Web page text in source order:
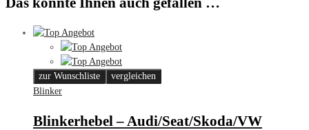
zur Wunschliste
vergleichen
Blinker
Blinkerhebel – Audi/Seat/Skoda/VW